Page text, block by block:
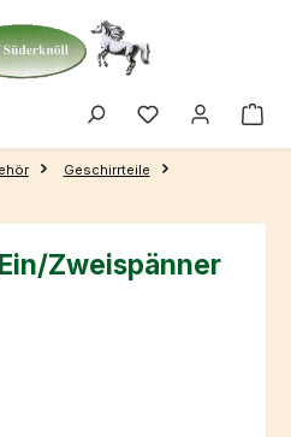
Geschirrteile
Zweispänner